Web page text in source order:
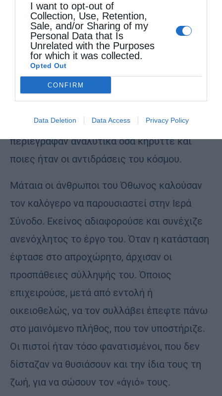
I want to opt-out of
Collection, Use, Retention,
Sale, and/or Sharing of my
Personal Data that Is
Unrelated with the Purposes
for which it was collected.
Opted Out
CONFIRM
Data Deletion Data Access Privacy Policy
Παπουλάκο, εκτός των πιστών, τον άκουγαν,
όπως ήταν φυσικό, και κάποιοι λειτουργοί
του κράτους, όπως νομάρχες, δάσκαλοι και
αστυνομικοί, που έσπευσαν να ενημερώσουν
την κυβέρνηση για την επικίνδυνη δράση
του. Στις επιστολές που έστελναν
περιέγραφαν αναλυτικά όσα κήρυττε και
ποιες ήταν οι αντιδράσεις του κόσμου.
Μάταια οι άνθρωποι του Όθωνος καλούσαν
τον καλόγερο να παρουσιαστεί στην Ιερά
Σύνοδο. Εκείνος αδιαφορούσε και συνέχιζε
ανενόχλητος το έργο του. Όταν η κατάσταση
έφτασε στο απροχώρητο, άρχισαν οι
προσπάθειες σύλληψής του. Όποιος
επιχειρούσε, μετά από εντολή ή
οικειοθελώς, να τον συλλάβει έπεφτε πάνω
στο μαινόμενο πλήθος, που τον υποστήριζε.
Οι πιστοί ήταν τόσο φανατισμένοι, που δεν
δίσταζαν να θυσιάσουν και την ίδια τους τη
ζωή, για να σώσουν τον «άγιό» τους.